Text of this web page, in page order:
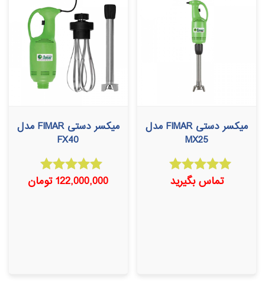
میکسر دستی FIMAR مدل
MX25
امتیاز
5.00
تماس بگیرید
میکسر دستی FIMAR مدل
FX40
امتیاز
5.00
122,000,000تومان